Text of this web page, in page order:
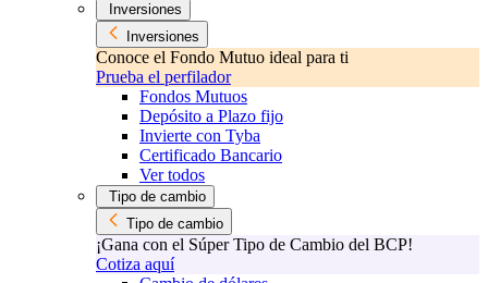
Inversiones
Inversiones
Conoce el Fondo Mutuo ideal para ti
Prueba el perfilador
Fondos Mutuos
Depósito a Plazo fijo
Invierte con Tyba
Certificado Bancario
Ver todos
Tipo de cambio
Tipo de cambio
¡Gana con el Súper Tipo de Cambio del BCP!
Cotiza aquí